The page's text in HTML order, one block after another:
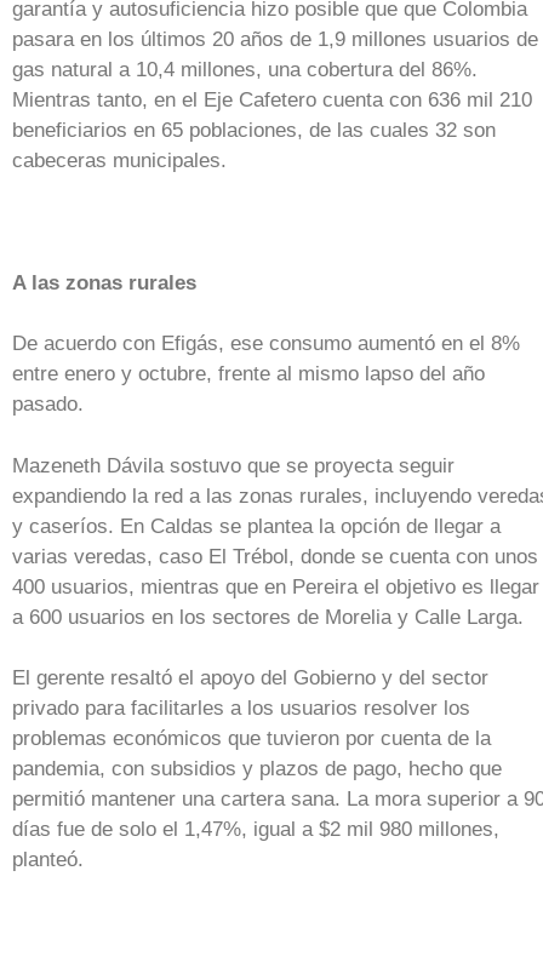
garantía y autosuficiencia hizo posible que que Colombia
pasara en los últimos 20 años de 1,9 millones usuarios de
gas natural a 10,4 millones, una cobertura del 86%.
Mientras tanto, en el Eje Cafetero cuenta con 636 mil 210
beneficiarios en 65 poblaciones, de las cuales 32 son
cabeceras municipales.
A las zonas rurales
De acuerdo con Efigás, ese consumo aumentó en el 8%
entre enero y octubre, frente al mismo lapso del año
pasado.
Mazeneth Dávila sostuvo que se proyecta seguir
expandiendo la red a las zonas rurales, incluyendo
y caseríos. En Caldas se plantea la opción de llegar a
varias veredas, caso El Trébol, donde se cuenta con unos
400 usuarios, mientras que en Pereira el objetivo es llegar
a 600 usuarios en los sectores de Morelia y Calle Larga.
El gerente resaltó el apoyo del Gobierno y del sector
privado para facilitarles a los usuarios resolver los
problemas económicos que tuvieron por cuenta de la
pandemia, con subsidios y plazos de pago, hecho que
permitió mantener una cartera sana. La mora superior a
días fue de solo el 1,47%, igual a $2 mil 980 millones,
planteó.